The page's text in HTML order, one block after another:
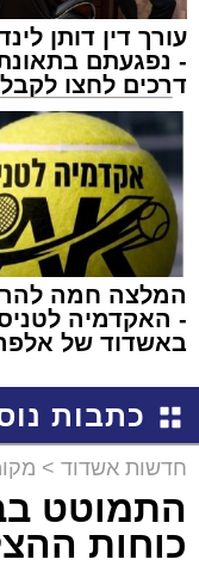
עורך דין דותן
- נפגעתם
דרכים לחצו
שמגיע לכם
המלצה חמה
- האקדמיה
באשדוד של
כתבות
חדשות אשדוד >
התמוטט
כוחות